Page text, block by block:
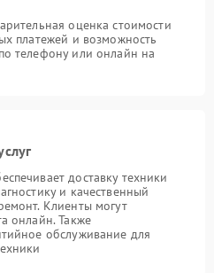
оценка стоимости
платежей и возможность
телефону или онлайн на
доставку техники
и качественный
Клиенты могут
онлайн. Также
обслуживание для